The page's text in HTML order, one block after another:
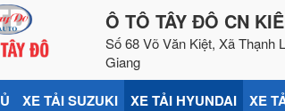
Ô TÔ TÂY ĐÔ CN
Số 68 Võ Văn Kiệt, Xã Thạnh
Giang
XE TẢI SUZUKI XE TẢI HYUNDAI XE